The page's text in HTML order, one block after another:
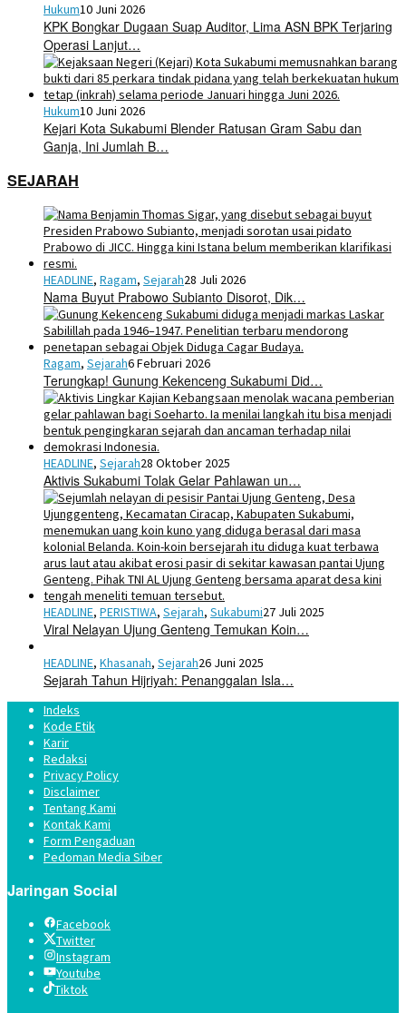
Hukum10 Juni 2026
KPK Bongkar Dugaan Suap Auditor, Lima ASN BPK Terjaring
Operasi Lanjut…
Hukum10 Juni 2026
Kejari Kota Sukabumi Blender Ratusan Gram Sabu dan
Ganja, Ini Jumlah B…
SEJARAH
HEADLINE, Ragam, Sejarah28 Juli 2026
Nama Buyut Prabowo Subianto Disorot, Dik…
Ragam, Sejarah6 Februari 2026
Terungkap! Gunung Kekenceng Sukabumi Did…
HEADLINE, Sejarah28 Oktober 2025
Aktivis Sukabumi Tolak Gelar Pahlawan un…
HEADLINE, PERISTIWA, Sejarah, Sukabumi27 Juli 2025
Viral Nelayan Ujung Genteng Temukan Koin…
HEADLINE, Khasanah, Sejarah26 Juni 2025
Sejarah Tahun Hijriyah: Penanggalan Isla…
Indeks
Kode Etik
Karir
Redaksi
Privacy Policy
Disclaimer
Tentang Kami
Kontak Kami
Form Pengaduan
Pedoman Media Siber
Jaringan Social
Facebook
Twitter
Instagram
Youtube
Tiktok